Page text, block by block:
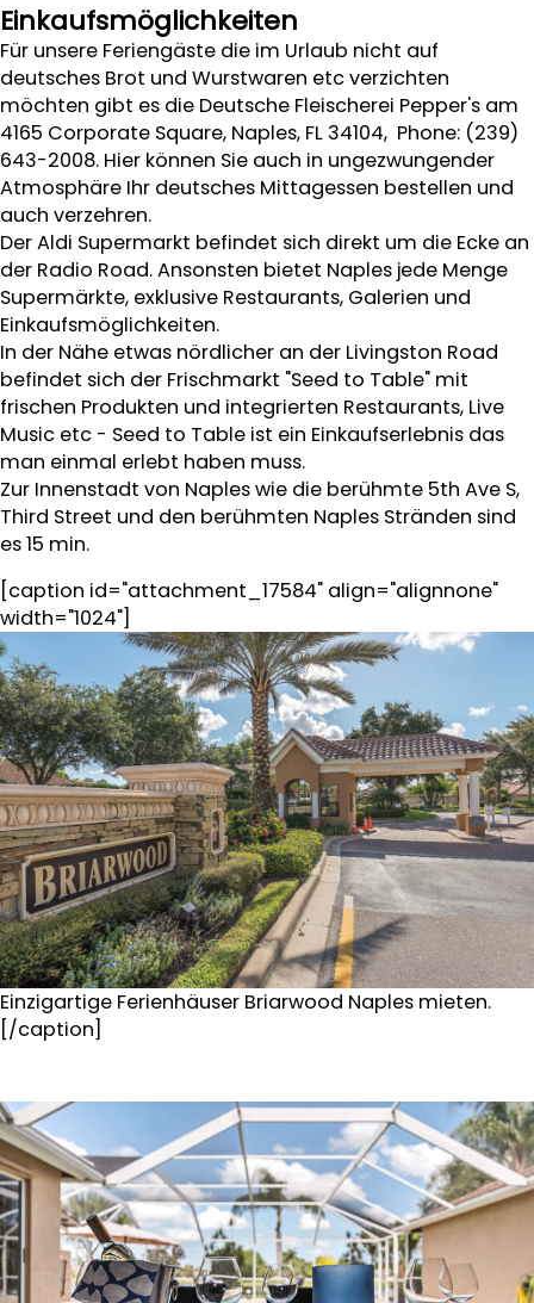
Einkaufsmöglichkeiten
Für unsere Feriengäste die im Urlaub nicht auf
deutsches Brot und Wurstwaren etc verzichten
möchten gibt es die Deutsche Fleischerei Pepper's am
4165 Corporate Square, Naples, FL 34104, Phone: (239)
643-2008. Hier können Sie auch in ungezwungender
Atmosphäre Ihr deutsches Mittagessen bestellen und
auch verzehren.
Der Aldi Supermarkt befindet sich direkt um die Ecke an
der Radio Road. Ansonsten bietet Naples jede Menge
Supermärkte, exklusive Restaurants, Galerien und
Einkaufsmöglichkeiten.
In der Nähe etwas nördlicher an der Livingston Road
befindet sich der Frischmarkt "Seed to Table" mit
frischen Produkten und integrierten Restaurants, Live
Music etc - Seed to Table ist ein Einkaufserlebnis das
man einmal erlebt haben muss.
Zur Innenstadt von Naples wie die berühmte 5th Ave S,
Third Street und den berühmten Naples Stränden sind
es 15 min.
[caption id="attachment_17584" align="alignnone"
width="1024"]
Einzigartige Ferienhäuser Briarwood Naples mieten.
[/caption]